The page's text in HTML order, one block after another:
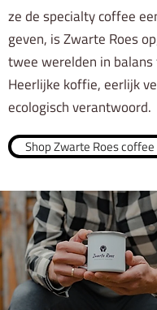
ze de specialty coffee
geven, is Zwarte Roes
twee werelden in balans
Heerlijke koffie, eerlijk
ecologisch verantwoord.
Shop Zwarte Roes coffee